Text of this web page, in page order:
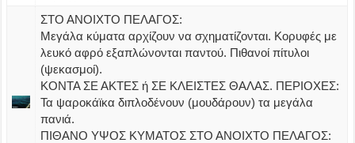
ΣΤΟ ΑΝΟΙΧΤΟ ΠΕΛΑΓΟΣ:
Μεγάλα κύματα αρχίζουν να σχηματίζονται. Κορυφές με
λευκό αφρό εξαπλώνονται παντού. Πιθανοί πίτυλοι
(ψεκασμοί).
ΚΟΝΤΑ ΣΕ ΑΚΤΕΣ ή ΣΕ ΚΛΕΙΣΤΕΣ ΘΑΛΑΣ. ΠΕΡΙΟΧΕΣ:
Τα ψαροκάϊκα διπλοδένουν (μουδάρουν) τα μεγάλα
πανιά.
ΠΙΘΑΝΟ ΥΨΟΣ ΚΥΜΑΤΟΣ ΣΤΟ ΑΝΟΙΧΤΟ ΠΕΛΑΓΟΣ: